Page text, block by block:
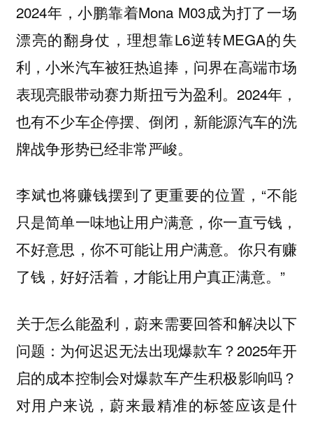
2024年，小鹏靠着Mona M03成为打了一场
漂亮的翻身仗，理想靠L6逆转MEGA的失
利，小米汽车被狂热追捧，问界在高端市场
表现亮眼带动赛力斯扭亏为盈利。2024年，
也有不少车企停摆、倒闭，新能源汽车的洗
牌战争形势已经非常严峻。
李斌也将赚钱摆到了更重要的位置，“不能
只是简单一味地让用户满意，你一直亏钱，
不好意思，你不可能让用户满意。你只有赚
了钱，好好活着，才能让用户真正满意。”
关于怎么能盈利，蔚来需要回答和解决以下
问题：为何迟迟无法出现爆款车？2025年开
启的成本控制会对爆款车产生积极影响吗？
对用户来说，蔚来最精准的标签应该是什